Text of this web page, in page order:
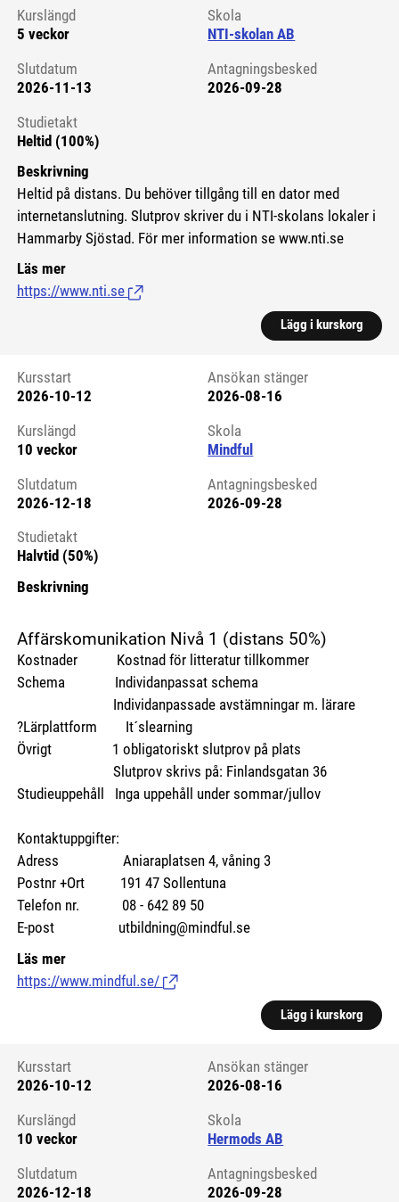
Kurslängd
5 veckor
Skola
NTI-skolan AB
Slutdatum
2026-11-13
Antagningsbesked
2026-09-28
Studietakt
Heltid (100%)
Beskrivning
Heltid på distans. Du behöver tillgång till en dator med
internetanslutning. Slutprov skriver du i NTI-skolans lokaler i
Hammarby Sjöstad. För mer information se www.nti.se
Läs mer
https://www.nti.se (Länk till extern sida.)
Lägg i kurskorg
Kursstart 6118896
Kursstart
2026-10-12
Ansökan stänger
2026-08-16
Kurslängd
10 veckor
Skola
Mindful
Slutdatum
2026-12-18
Antagningsbesked
2026-09-28
Studietakt
Halvtid (50%)
Beskrivning
Affärskomunikation Nivå 1 (distans 50%)
Kostnader Kostnad för litteratur tillkommer
Schema Individanpassat schema
Individanpassade avstämningar m. lärare
?Lärplattform It´slearning
Övrigt 1 obligatoriskt slutprov på plats
Slutprov skrivs på: Finlandsgatan 36
Studieuppehåll Inga uppehåll under sommar/jullov
Kontaktuppgifter:
Adress Aniaraplatsen 4, våning 3
Postnr +Ort 191 47 Sollentuna
Telefon nr. 08 - 642 89 50
E-post utbildning@mindful.se
Läs mer
https://www.mindful.se/ (Länk till extern sida.)
Lägg i kurskorg
Kursstart 6115982
Kursstart
2026-10-12
Ansökan stänger
2026-08-16
Kurslängd
10 veckor
Skola
Hermods AB
Slutdatum
2026-12-18
Antagningsbesked
2026-09-28